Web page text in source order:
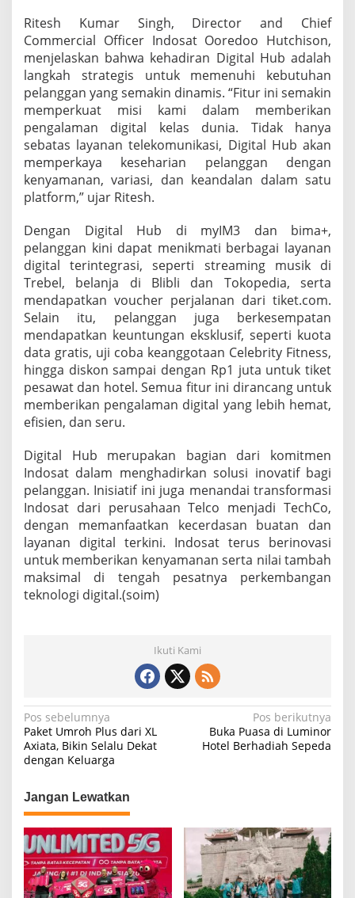
Ritesh Kumar Singh, Director and Chief
Commercial Officer Indosat Ooredoo Hutchison,
menjelaskan bahwa kehadiran Digital Hub adalah
langkah strategis untuk memenuhi kebutuhan
pelanggan yang semakin dinamis. “Fitur ini semakin
memperkuat misi kami dalam memberikan
pengalaman digital kelas dunia. Tidak hanya
sebatas layanan telekomunikasi, Digital Hub akan
memperkaya keseharian pelanggan dengan
kenyamanan, variasi, dan keandalan dalam satu
platform,” ujar Ritesh.
Dengan Digital Hub di myIM3 dan bima+,
pelanggan kini dapat menikmati berbagai layanan
digital terintegrasi, seperti streaming musik di
Trebel, belanja di Blibli dan Tokopedia, serta
mendapatkan voucher perjalanan dari tiket.com.
Selain itu, pelanggan juga berkesempatan
mendapatkan keuntungan eksklusif, seperti kuota
data gratis, uji coba keanggotaan Celebrity Fitness,
hingga diskon sampai dengan Rp1 juta untuk tiket
pesawat dan hotel. Semua fitur ini dirancang untuk
memberikan pengalaman digital yang lebih hemat,
efisien, dan seru.
Digital Hub merupakan bagian dari komitmen
Indosat dalam menghadirkan solusi inovatif bagi
pelanggan. Inisiatif ini juga menandai transformasi
Indosat dari perusahaan Telco menjadi TechCo,
dengan memanfaatkan kecerdasan buatan dan
layanan digital terkini. Indosat terus berinovasi
untuk memberikan kenyamanan serta nilai tambah
maksimal di tengah pesatnya perkembangan
teknologi digital.(soim)
Ikuti Kami
N
a
v
i
g
a
s
i
Pos sebelumnya
Paket Umroh Plus dari XL
Axiata, Bikin Selalu Dekat
dengan Keluarga
Pos berikutnya
Buka Puasa di Luminor
Hotel Berhadiah Sepeda
Jangan Lewatkan